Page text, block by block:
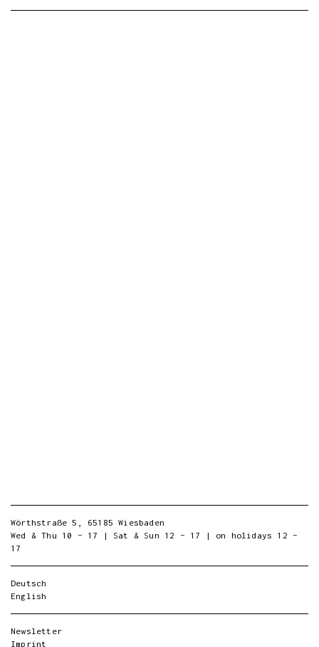
Wörthstraße 5, 65185 Wiesbaden
Wed & Thu 10 – 17 | Sat & Sun 12 – 17 | on holidays 12 –
17
Deutsch
English
Newsletter
Imprint